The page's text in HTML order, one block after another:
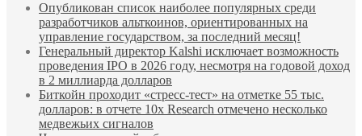
Опубликован список наиболее популярных среди
разработчиков альткоинов, ориентированных на
управление государством, за последний месяц!
Генеральный директор Kalshi исключает возможность
проведения IPO в 2026 году, несмотря на годовой доход
в 2 миллиарда долларов
Биткойн проходит «стресс-тест» на отметке 55 тыс.
долларов: в отчете 10x Research отмечено несколько
медвежьих сигналов